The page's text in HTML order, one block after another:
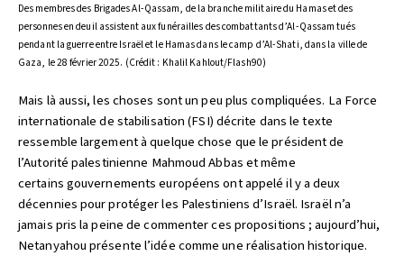
Des membres des Brigades Al-Qassam, de la branche militaire du Hamas et des
personnes en deuil assistent aux funérailles des combattants d’Al-Qassam tués
pendant la guerre entre Israël et le Hamas dans le camp d’Al-Shati, dans la ville de
Gaza, le 28 février 2025. (Crédit : Khalil Kahlout/Flash90)
Mais là aussi, les choses sont un peu plus compliquées. La Force
internationale de stabilisation (FSI) décrite dans le texte
ressemble largement à quelque chose que le président de
l’Autorité palestinienne Mahmoud Abbas et même
certains gouvernements européens ont appelé il y a deux
décennies pour protéger les Palestiniens d’Israël. Israël n’a
jamais pris la peine de commenter ces propositions ; aujourd’hui,
Netanyahou présente l’idée comme une réalisation historique.